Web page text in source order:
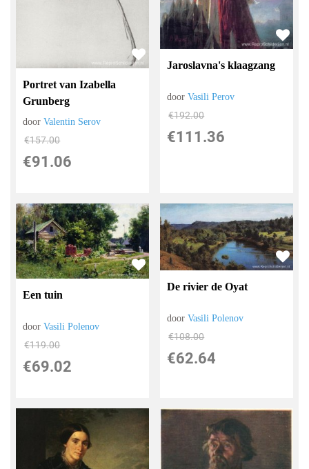
Portret van Izabella
Grunberg
doorValentin Serov
€157.00
€91.06
Jaroslavna's klaagzang
doorVasili Perov
€192.00
€111.36
Een tuin
doorVasili Polenov
€119.00
€69.02
De rivier de Oyat
doorVasili Polenov
€108.00
€62.64